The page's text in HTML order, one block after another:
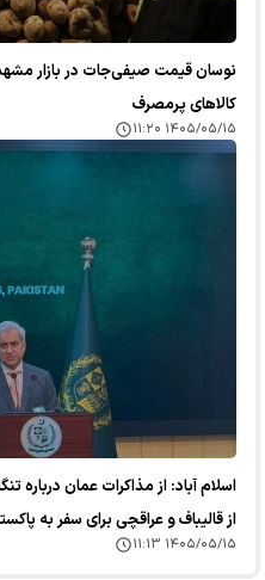
نوسان قیمت صیفی‌جات در بازار
کالا‌های پرمصرف
۱۴۰۵/۰۵/۱۵ ۱۱:۲۰
اسلام آباد: از مذاکرات عمان
از قالیباف و عراقچی برای سفر به
۱۴۰۵/۰۵/۱۵ ۱۱:۱۳